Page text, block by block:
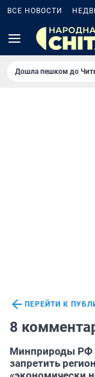
ВСЕ НОВОСТИ
Дошла пешком до
ПЕРЕЙТИ К
8
Минприроды РФ
запретить